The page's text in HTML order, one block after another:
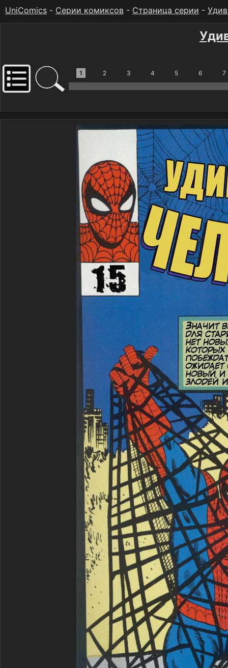
UniComics - Серии комиксов - Страница серии -
1 2 3 4 5 6 7